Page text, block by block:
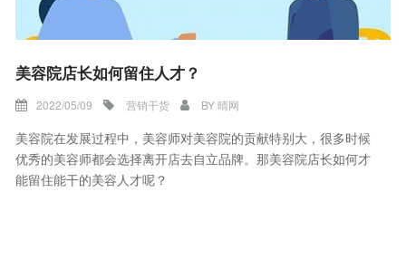
美容院店长如何留住人才？
2022/05/09 营销干货 BY晴网
美容院在发展过程中，美容师对美容院的贡献特别大，很多时候
优秀的美容师都会选择离开店去自立品牌。那美容院店长如何才
能留住能干的美容人才呢？